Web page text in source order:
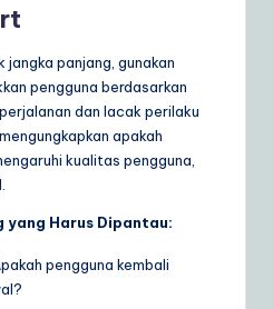
jangka panjang, gunakan
pengguna berdasarkan
dan lacak perilaku
apakah
kualitas pengguna,
yang Harus Dipantau:
pengguna kembali